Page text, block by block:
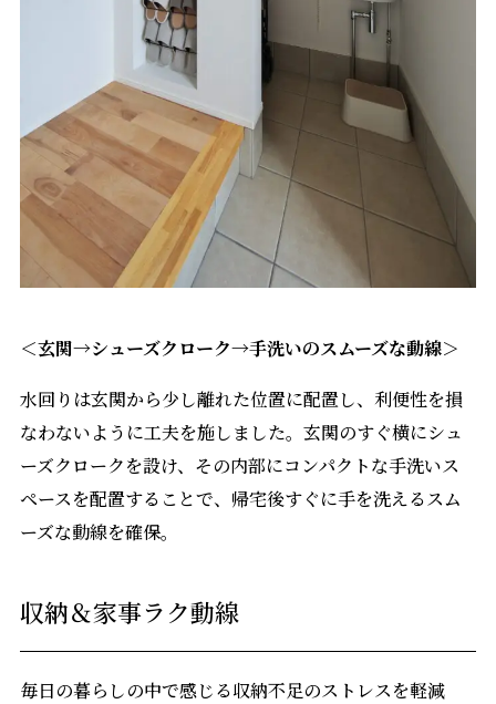
＜玄関→シューズクローク→手洗いのスムーズな動線＞
水回りは玄関から少し離れた位置に配置し、利便性を損
なわないように工夫を施しました。玄関のすぐ横にシュ
ーズクロークを設け、その内部にコンパクトな手洗いス
ペースを配置することで、帰宅後すぐに手を洗えるスム
ーズな動線を確保。
収納＆家事ラク動線
毎日の暮らしの中で感じる収納不足のストレスを軽減